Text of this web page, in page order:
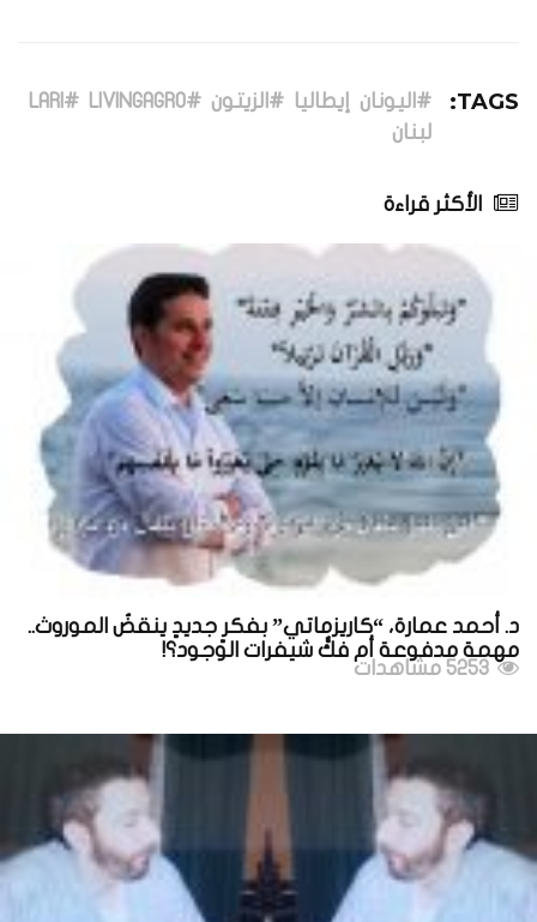
TAGS: #اليونان إيطاليا #الزيتون #LIVINGAGRO
#LARI
لبنان
الأكثر قراءة
د. أحمد عمارة، “كاريزماتي” بفكرٍ جديدٍ ينقضُ الموروث..
مهمة مدفوعة أم فكُّ شيفرات الوجود؟!